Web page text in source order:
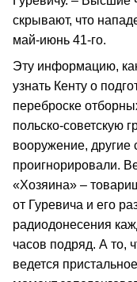
скрывают, что
май-июнь 41-го.
Эту информацию,
узнать Кенту о
переброске
польско-советскую
вооружение, другие
проигнорировали.
«Хозяина» –
от Гуревича и его
радиодонесения
часов подряд. А то,
ведется